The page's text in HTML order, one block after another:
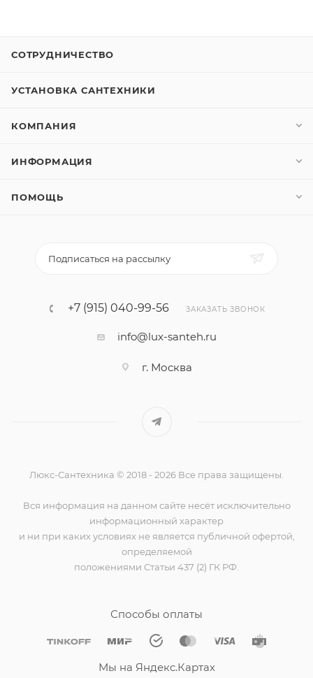
СОТРУДНИЧЕСТВО
УСТАНОВКА САНТЕХНИКИ
КОМПАНИЯ
ИНФОРМАЦИЯ
ПОМОЩЬ
Подписаться на рассылку
+7 (915) 040-99-56 ЗАКАЗАТЬ ЗВОНОК
info@lux-santeh.ru
г. Москва
Люкс-Сантехника © 2018 - 2026 Все права защищены.
Вся информация на данном сайте несёт исключительно
информационный характер
и ни при каких условиях не является публичной офертой,
определяемой
положениями Статьи 437 (2) ГК РФ.
Способы оплаты
Мы на Яндекс.Картах